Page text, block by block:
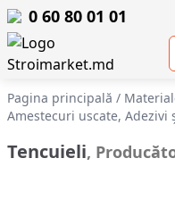
0 60 80 01 01
Pagina principală /
Amestecuri uscate,
Tencuieli,